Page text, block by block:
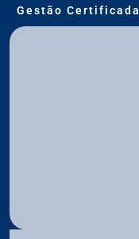
Gestão Certificada